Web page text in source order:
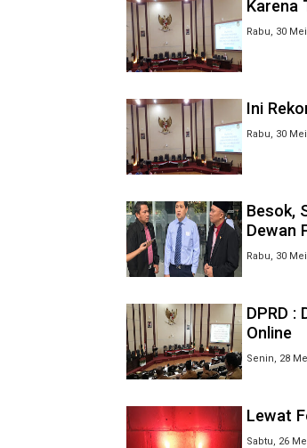
Karena
Rabu, 30
Ini
Rabu, 30
Besok,
Dewan
Rabu, 30
DPRD :
Online
Senin, 28
Lewat
Sabtu, 26